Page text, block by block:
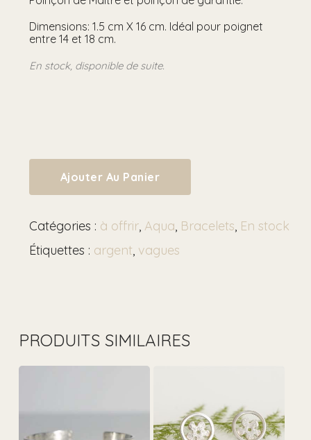
Dimensions: 1.5 cm X 16 cm. Idéal pour poignet
entre 14 et 18 cm.
En stock, disponible de suite.
Ajouter Au Panier
Catégories : à offrir, Aqua, Bracelets, En stock
Étiquettes : argent, vagues
PRODUITS SIMILAIRES